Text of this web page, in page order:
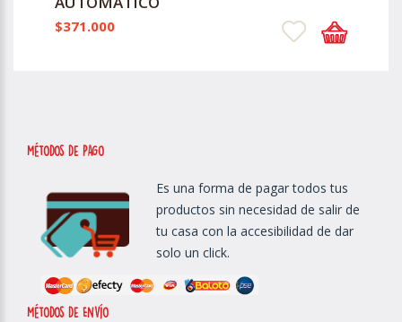
$371.000
métodos de Pago
Es una forma de pagar todos tus
productos sin necesidad de salir de
tu casa con la accesibilidad de dar
solo un click.
métodos de Envío